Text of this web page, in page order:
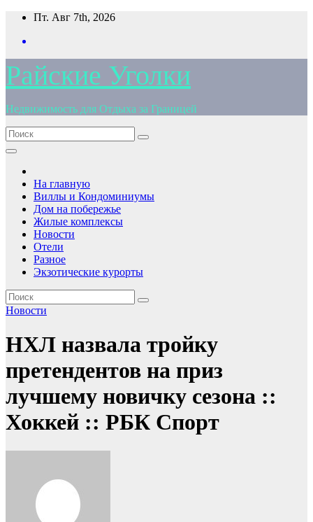
Перейти
содержимому
Пт. Авг 7th, 2026
Райские Уголки
Недвижимость для Отдыха за Границей
На главную
Виллы и Кондоминиумы
Дом на побережье
Жилые комплексы
Новости
Отели
Разное
Экзотические курорты
Новости
НХЛ назвала тройку
претендентов на приз
лучшему новичку сезона ::
Хоккей :: РБК Спорт